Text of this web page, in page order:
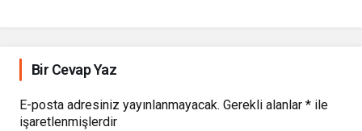
Bir Cevap Yaz
E-posta adresiniz yayınlanmayacak. Gerekli alanlar * ile
işaretlenmişlerdir